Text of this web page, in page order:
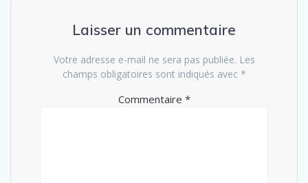
Laisser un commentaire
Votre adresse e-mail ne sera pas publiée. Les
champs obligatoires sont indiqués avec *
Commentaire *